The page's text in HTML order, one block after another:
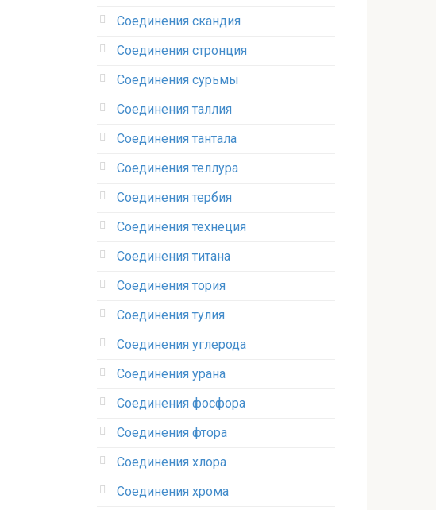
Соединения скандия
Соединения стронция‎
Соединения сурьмы
Соединения таллия‎
Соединения тантала‎
Соединения теллура‎
Соединения тербия‎
Соединения технеция‎
Соединения титана
Соединения тория‎
Соединения тулия‎
Соединения углерода‎
Соединения урана‎
Соединения фосфора‎
Соединения фтора‎
Соединения хлора‎
Соединения хрома‎